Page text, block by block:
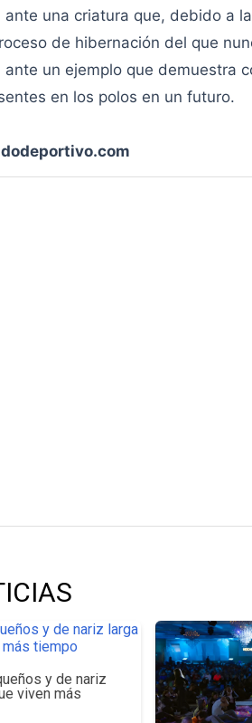
ante una criatura que, debido a
de hibernación del que
ante un ejemplo que demuestra
en los polos en un futuro.
y de nariz
viven más